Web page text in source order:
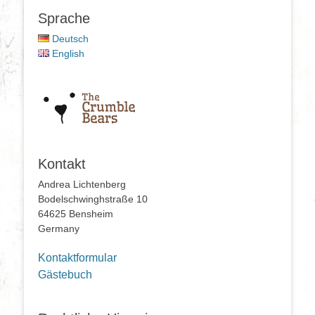
Sprache
Deutsch
English
Kontakt
Andrea Lichtenberg
Bodelschwinghstraße 10
64625 Bensheim
Germany
Kontaktformular
Gästebuch